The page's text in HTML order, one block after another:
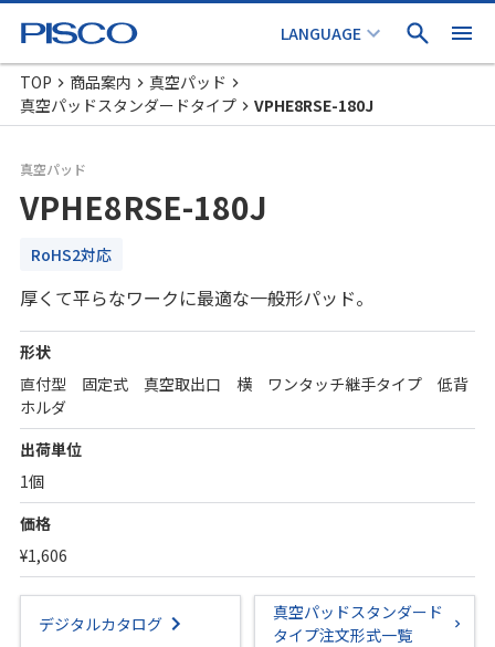
TOP 商品案内
真空パッド
真空パッドスタンダードタイプ
VPHE8RSE-180J
真空パッド
VPHE8RSE-180J
RoHS2対応
厚くて平らなワークに最適な一般形パッド。
形状
直付型 固定式 真空取出口 横 ワンタッチ継手タイプ 低背
ホルダ
出荷単位
1個
価格
¥1,606
デジタルカタログ
真空パッドスタンダード
タイプ注文形式一覧